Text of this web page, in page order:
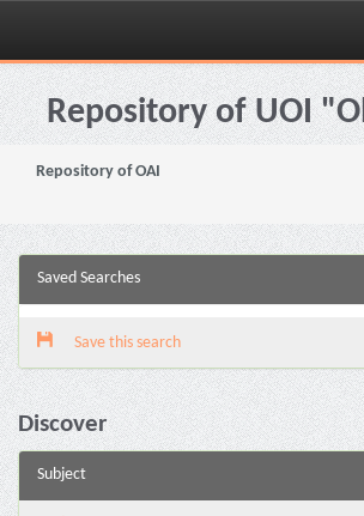
Skip
navigationRepository of UOI
Repository of OAI
Saved Searches
Save this search
Discover
Subject